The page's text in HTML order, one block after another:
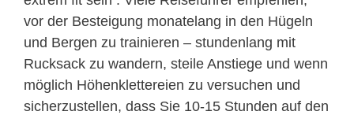
vor der Besteigung monatelang in den Hügeln
und Bergen zu trainieren – stundenlang mit
Rucksack zu wandern, steile Anstiege und wenn
möglich Höhenklettereien zu versuchen und
sicherzustellen, dass Sie 10-15 Stunden auf den